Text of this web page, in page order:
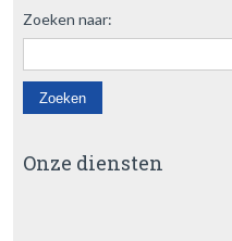
Zoeken naar:
Onze diensten